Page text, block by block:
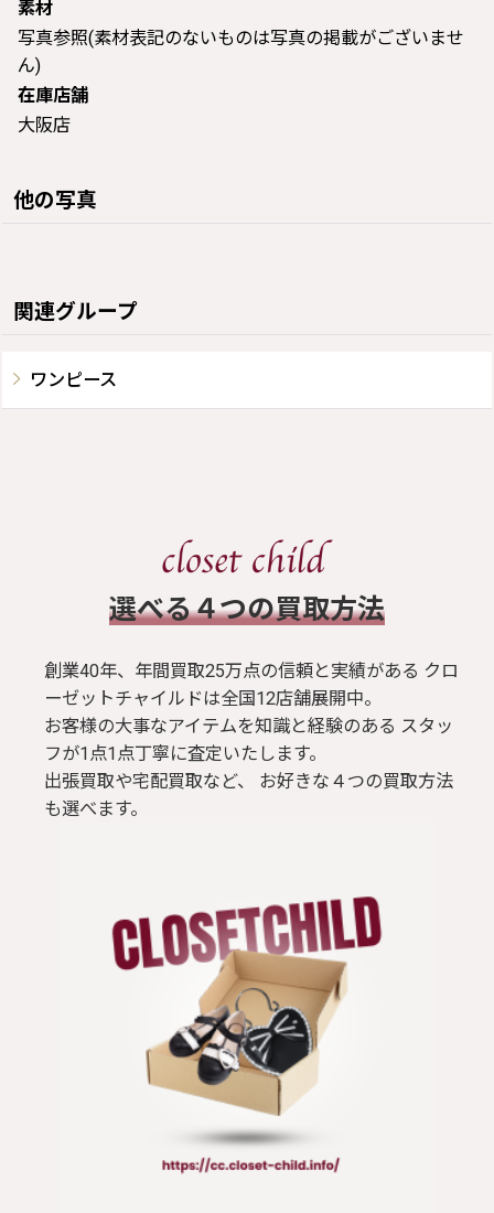
素材
写真参照(素材表記のないものは写真の掲載がございませ
ん)
在庫店舗
大阪店
他の写真
関連グループ
ワンピース
​選べる４つの買取方法
創業40年、年間買取25万点の信頼と実績がある クロ
ーゼットチャイルドは全国12店舗展開中。
お客様の大事なアイテムを知識と経験のある スタッ
フが1点1点丁寧に査定いたします。
出張買取や宅配買取など、 お好きな４つの買取方法
も選べます。